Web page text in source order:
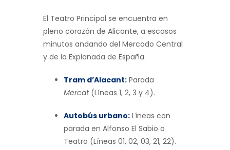
El Teatro Principal se encuentra en
pleno corazón de Alicante, a escasos
minutos andando del Mercado Central
y de la Explanada de España.
Tram d’Alacant: Parada
Mercat(Líneas 1, 2, 3 y 4).
Autobús urbano: Líneas con
parada en Alfonso El Sabio o
Teatro (Líneas 01, 02, 03, 21, 22).